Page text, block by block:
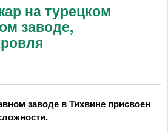
на турецком
заводе,
заводе в Тихвине присвоен